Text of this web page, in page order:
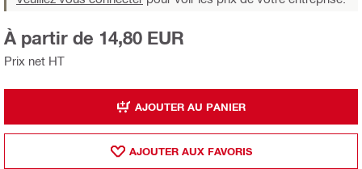
Prix net HT
À partir de 14,80 EUR
AJOUTER AU PANIER
AJOUTER AUX FAVORIS